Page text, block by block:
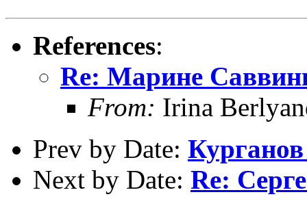
References:
Re: Марине
From: Irina
Prev by Date:
Next by Date: Re: